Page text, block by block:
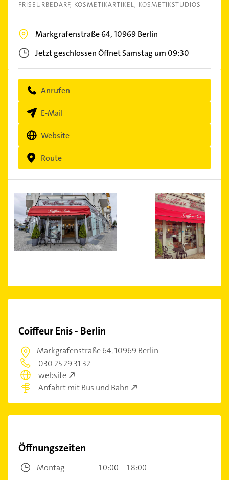
FRISEURBEDARF KOSMETIKARTIKEL KOSMETIKSTUDIOS
Markgrafenstraße 64,10969Berlin
Jetzt geschlossenÖffnet Samstag um 09:30
Anrufen
E-Mail
Website
Route
Coiffeur Enis - Berlin
Markgrafenstraße 64,10969 Berlin
030 25 29 31 32
website
Anfahrt mit Bus und Bahn
Öffnungszeiten
Montag
10:00 – 18:00